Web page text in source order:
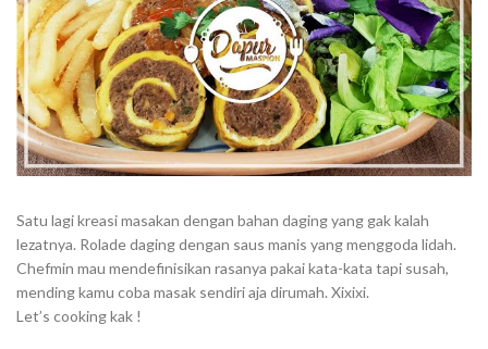
Satu lagi kreasi masakan dengan bahan daging yang gak kalah
lezatnya. Rolade daging dengan saus manis yang menggoda lidah.
Chefmin mau mendefinisikan rasanya pakai kata-kata tapi susah,
mending kamu coba masak sendiri aja dirumah. Xixixi.
Let’s cooking kak !